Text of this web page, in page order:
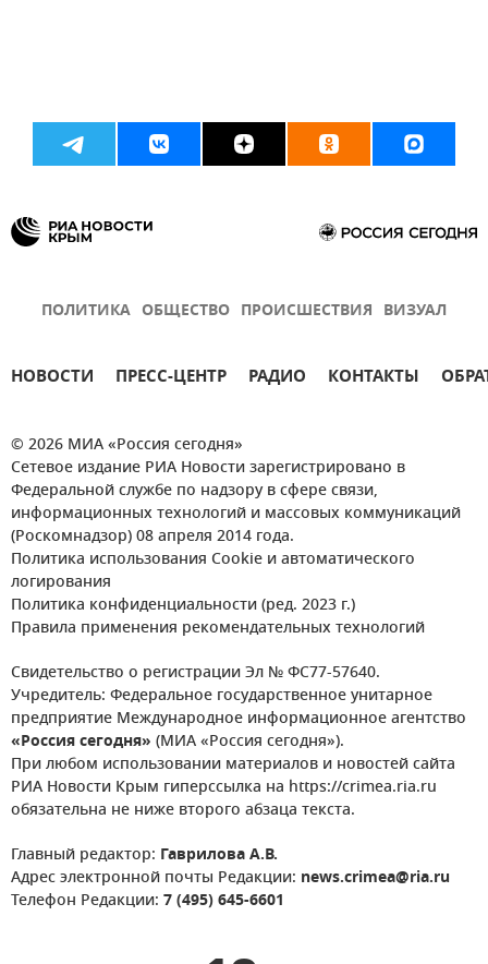
ПОЛИТИКА ОБЩЕСТВО ПРОИСШЕСТВИЯ ВИЗУАЛ
НОВОСТИ ПРЕСС-ЦЕНТР РАДИО КОНТАКТЫ
© 2026 МИА «Россия сегодня»
Сетевое издание РИА Новости зарегистрировано в
Федеральной службе по надзору в сфере связи,
информационных технологий и массовых коммуникаций
(Роскомнадзор) 08 апреля 2014 года.
Политика использования Cookie и автоматического
логирования
Политика конфиденциальности (ред. 2023 г.)
Правила применения рекомендательных технологий
Свидетельство о регистрации Эл № ФС77-57640.
Учредитель: Федеральное государственное унитарное
предприятие Международное информационное агентство
«Россия сегодня» (МИА «Россия сегодня»).
При любом использовании материалов и новостей сайта
РИА Новости Крым гиперссылка на https://crimea.ria.ru
обязательна не ниже второго абзаца текста.
Главный редактор: Гаврилова А.В.
Адрес электронной почты Редакции: news.crimea@ria.ru
Телефон Редакции: 7 (495) 645-6601